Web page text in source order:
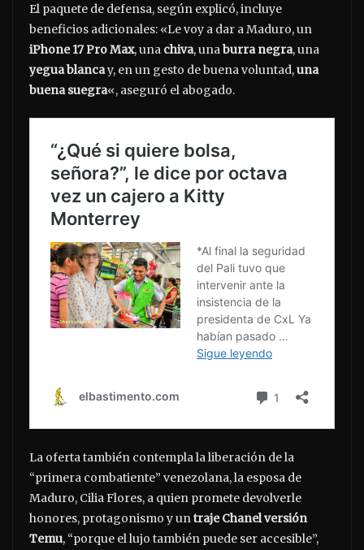
El paquete de defensa, según explicó, incluye
beneficios adicionales: «Le voy a dar a Maduro, un
iPhone 17 Pro Max, una chiva, unaburra negra, una
yegua blancay, en un gesto de buena voluntad,una
buena suegra«, aseguró el abogado.
La oferta también contempla la liberación de la
“primera combatiente” venezolana, la esposa de
Maduro, Cilia Flores, a quien promete devolverle
honores, protagonismo y untraje Chanel versión
Temu, “porque el lujo también puede ser accesible”,